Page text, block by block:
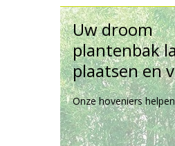
Uw droom
plantenbak
plaatsen en
Onze hoveniers